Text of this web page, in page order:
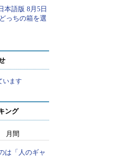
本語版 8月5日
っちの箱を選
います
ング
月間
は「人のギャ